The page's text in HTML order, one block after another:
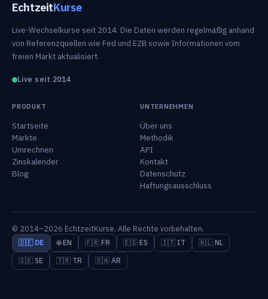
EchtzeitKurse
Live-Wechselkurse seit 2014. Die Daten werden regelmäßig anhand
von Referenzquellen wie Fed und EZB sowie Informationen vom
freien Markt aktualisiert.
Live seit 2014
PRODUKT
Startseite
Märkte
Umrechnen
Zinskalender
Blog
UNTERNEHMEN
Über uns
Methodik
API
Kontakt
Datenschutz
Haftungsausschluss
© 2014–2026 EchtzeitKurse. Alle Rechte vorbehalten.
🇩🇪 DE 🌐 EN 🇫🇷 FR 🇪🇸 ES 🇮🇹 IT
🇳🇱 NL
🇸🇪 SE
🇹🇷 TR 🇸🇦 AR